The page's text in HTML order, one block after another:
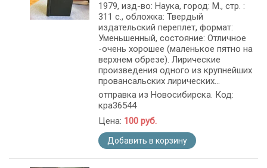
1979, изд-во: Наука, город: М., стр. :
311 с., обложка: Твердый
издательский переплет, формат:
Уменьшенный, состояние: Отличное
-очень хорошее (маленькое пятно на
верхнем обрезе). Лирические
произведения одного из крупнейших
провансальских лирических...
отправка из Новосибирска. Код:
кра36544
Цена: 100 руб.
Добавить в корзину